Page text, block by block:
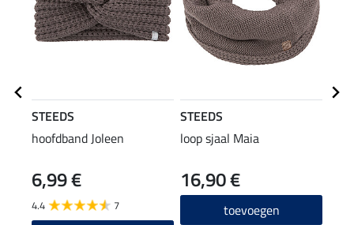
STEEDS
hoofdband Joleen
6,99 €
4.4 7
STEEDS
loop sjaal Maia
16,90 €
toevoegen